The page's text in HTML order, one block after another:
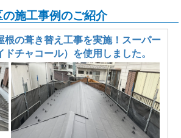
施工事例のご紹介
根の葺き替え工事を実施！スーパー
ドチャコール）を使用しました。